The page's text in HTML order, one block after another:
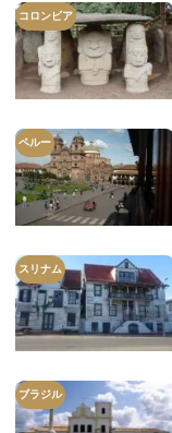
コロンビア
ペルー
スリナム
ブラジル